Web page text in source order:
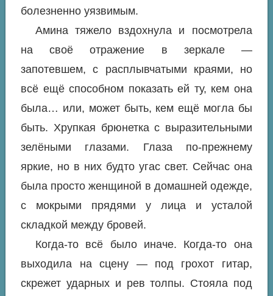
болезненно уязвимым.
Амина тяжело вздохнула и посмотрела
на своё отражение в зеркале —
запотевшем, с расплывчатыми краями, но
всё ещё способном показать ей ту, кем она
была… или, может быть, кем ещё могла бы
быть. Хрупкая брюнетка с выразительными
зелёными глазами. Глаза по-прежнему
яркие, но в них будто угас свет. Сейчас она
была просто женщиной в домашней одежде,
с мокрыми прядями у лица и усталой
складкой между бровей.
Когда-то всё было иначе. Когда-то она
выходила на сцену — под грохот гитар,
скрежет ударных и рев толпы. Стояла под